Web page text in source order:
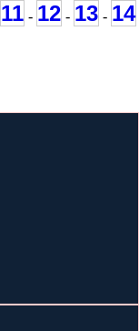
11 - 12 - 13 - 14